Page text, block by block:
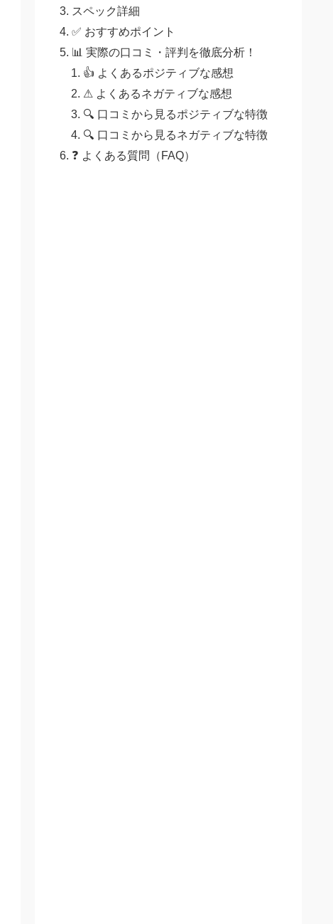
スペック詳細
✅ おすすめポイント
📊 実際の口コミ・評判を徹底分析！
👍 よくあるポジティブな感想
⚠ よくあるネガティブな感想
🔍 口コミから見るポジティブな特徴
🔍 口コミから見るネガティブな特徴
❓ よくある質問（FAQ）